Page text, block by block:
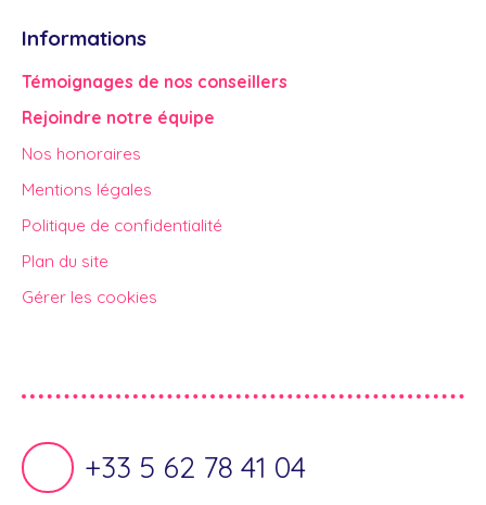
Informations
Témoignages de nos conseillers
Rejoindre notre équipe
Nos honoraires
Mentions légales
Politique de confidentialité
Plan du site
Gérer les cookies
+33 5 62 78 41 04